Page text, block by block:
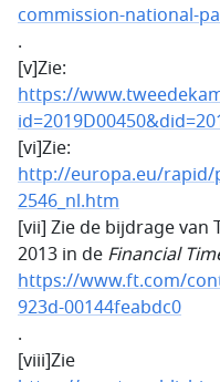
commission-national-
.
[v]Zie:
https://
[vi]Zie:
http://europa.eu/rapid/
2546_nl.htm
[vii] Zie de bijdrage van
2013 in de Financial
https://www.ft.com/
923d-00144feabdc0
.
[viii]Zie